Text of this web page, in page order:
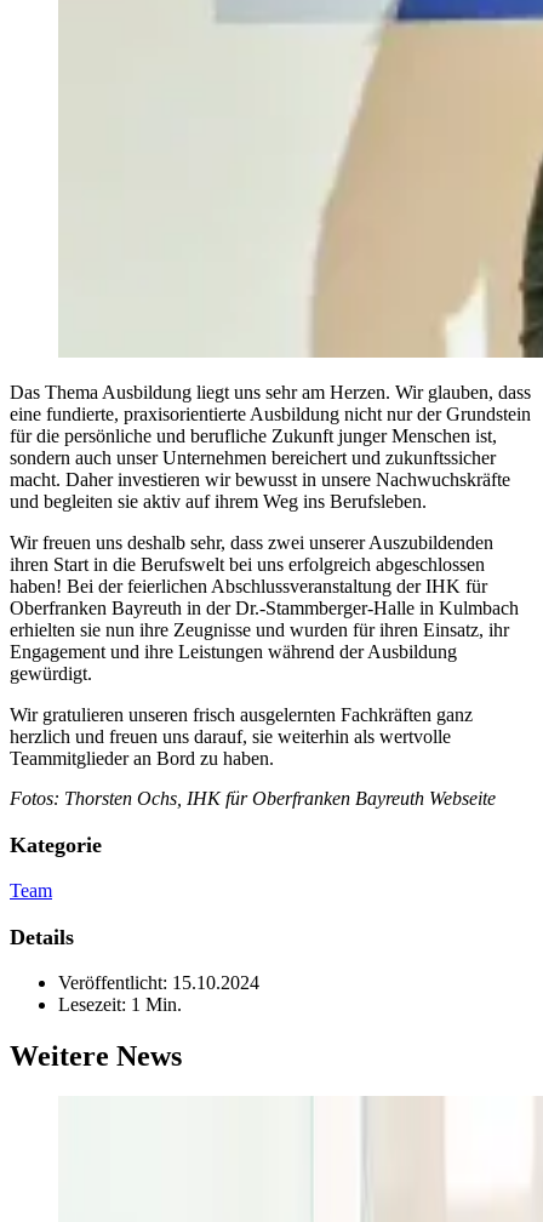
Das Thema Ausbildung liegt uns sehr am Herzen. Wir glauben, dass
eine fundierte, praxisorientierte Ausbildung nicht nur der Grundstein
für die persönliche und berufliche Zukunft junger Menschen ist,
sondern auch unser Unternehmen bereichert und zukunftssicher
macht. Daher investieren wir bewusst in unsere Nachwuchskräfte
und begleiten sie aktiv auf ihrem Weg ins Berufsleben.
Wir freuen uns deshalb sehr, dass zwei unserer Auszubildenden
ihren Start in die Berufswelt bei uns erfolgreich abgeschlossen
haben! Bei der feierlichen Abschlussveranstaltung der IHK für
Oberfranken Bayreuth in der Dr.-Stammberger-Halle in Kulmbach
erhielten sie nun ihre Zeugnisse und wurden für ihren Einsatz, ihr
Engagement und ihre Leistungen während der Ausbildung
gewürdigt.
Wir gratulieren unseren frisch ausgelernten Fachkräften ganz
herzlich und freuen uns darauf, sie weiterhin als wertvolle
Teammitglieder an Bord zu haben.
Fotos: Thorsten Ochs, IHK für Oberfranken Bayreuth Webseite
Kategorie
Team
Details
Veröffentlicht: 15.10.2024
Lesezeit: 1 Min.
Weitere News